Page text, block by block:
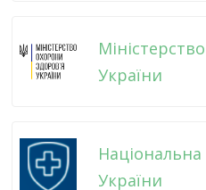
України
України